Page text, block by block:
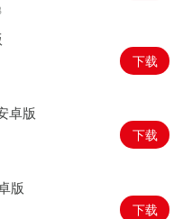
下载
卓版
下载
版
下载